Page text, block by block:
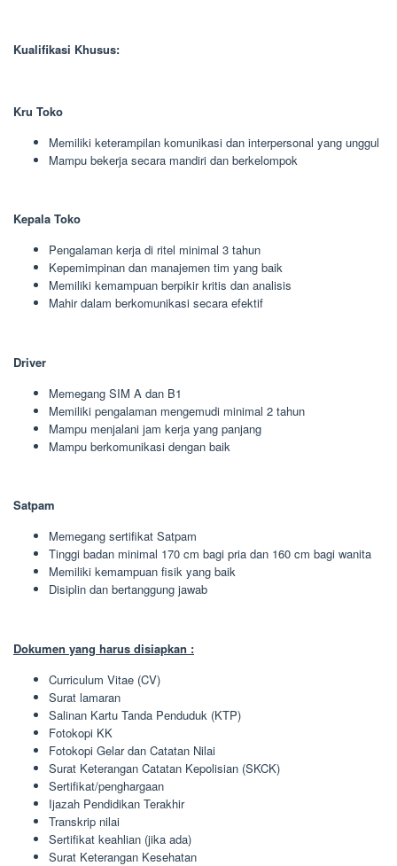
Kualifikasi Khusus:
Kru Toko
Memiliki keterampilan komunikasi dan interpersonal yang unggul
Mampu bekerja secara mandiri dan berkelompok
Kepala Toko
Pengalaman kerja di ritel minimal 3 tahun
Kepemimpinan dan manajemen tim yang baik
Memiliki kemampuan berpikir kritis dan analisis
Mahir dalam berkomunikasi secara efektif
Driver
Memegang SIM A dan B1
Memiliki pengalaman mengemudi minimal 2 tahun
Mampu menjalani jam kerja yang panjang
Mampu berkomunikasi dengan baik
Satpam
Memegang sertifikat Satpam
Tinggi badan minimal 170 cm bagi pria dan 160 cm bagi wanita
Memiliki kemampuan fisik yang baik
Disiplin dan bertanggung jawab
Dokumen yang harus disiapkan :
Curriculum Vitae (CV)
Surat lamaran
Salinan Kartu Tanda Penduduk (KTP)
Fotokopi KK
Fotokopi Gelar dan Catatan Nilai
Surat Keterangan Catatan Kepolisian (SKCK)
Sertifikat/penghargaan
Ijazah Pendidikan Terakhir
Transkrip nilai
Sertifikat keahlian (jika ada)
Surat Keterangan Kesehatan